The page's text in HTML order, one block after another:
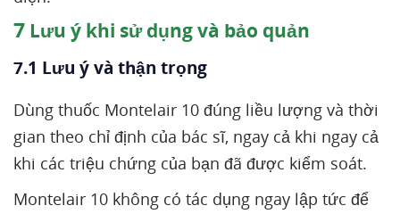
7 Lưu ý khi sử dụng và bảo quản
7.1 Lưu ý và thận trọng
Dùng thuốc Montelair 10 đúng liều lượng và thời
gian theo chỉ định của bác sĩ, ngay cả khi ngay cả
khi các triệu chứng của bạn đã được kiểm soát.
Montelair 10 không có tác dụng ngay lập tức để